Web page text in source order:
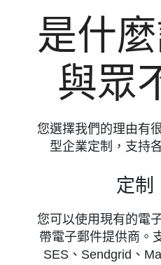
是什
與眾
您選擇我們的理由有
型企業定制，支持
定制
您可以使用現有的電
帶電子郵件提供商。
SES、Sendgrid、